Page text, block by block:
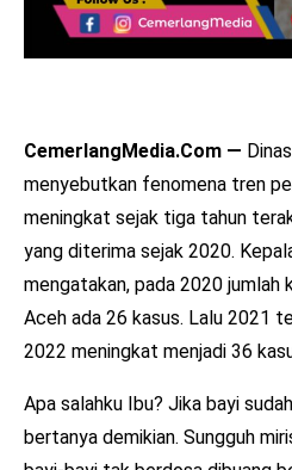
CemerlangMedia.Com —
menyebutkan fenomena tren
meningkat sejak tiga tahun
yang diterima sejak 2020.
mengatakan, pada 2020 jumlah
Aceh ada 26 kasus. Lalu 2021
2022 meningkat menjadi 36
Apa salahku Ibu? Jika bayi
bertanya demikian. Sungguh